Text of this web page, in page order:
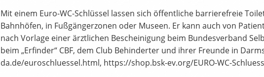
Mit einem Euro-WC-Schlüssel lassen sich öffentliche barrierefreie
Bahnhöfen, in Fußgängerzonen oder Museen. Er kann auch von
nach Vorlage einer ärztlichen Bescheinigung beim Bundesverband
beim „Erfinder“ CBF, dem Club Behinderter und ihrer Freunde in
da.de/euroschluessel.html, https://shop.bsk-ev.org/EURO-WC-